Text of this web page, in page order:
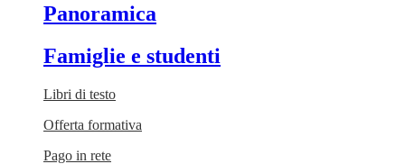
Panoramica
Famiglie e studenti
Libri di testo
Offerta formativa
Pago in rete